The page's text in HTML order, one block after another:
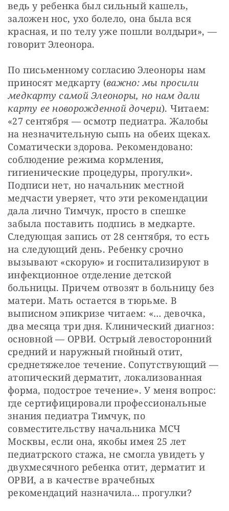
ведь у ребенка был сильный кашель,
заложен нос, ухо болело, она была вся
красная, и по телу уже пошли волдыри», —
говорит Элеонора.
По письменному согласию Элеоноры нам
приносят медкарту (важно: мы просили
медкарту самой Элеоноры, но нам дали
карту ее новорожденной дочери). Читаем:
«27 сентября — осмотр педиатра. Жалобы
на незначительную сыпь на обеих щеках.
Соматически здорова. Рекомендовано:
соблюдение режима кормления,
гигиенические процедуры, прогулки».
Подписи нет, но начальник местной
медчасти уверяет, что эти рекомендации
дала лично Тимчук, просто в спешке
забыла поставить подпись в медкарте.
Следующая запись от 28 сентября, то есть
на следующий день. Ребенку срочно
вызывают «скорую» и госпитализируют в
инфекционное отделение детской
больницы. Причем отвозят в больницу без
матери. Мать остается в тюрьме. В
выписном эпикризе читаем: «… девочка,
два месяца три дня. Клинический диагноз:
основной — ОРВИ. Острый левосторонний
средний и наружный гнойный отит,
среднетяжелое течение. Сопутствующий —
атопический дерматит, локализованная
форма, подострое течение». У меня вопрос:
где сертифицировали профессиональные
знания педиатра Тимчук, по
совместительству начальника МСЧ
Москвы, если она, якобы имея 25 лет
педиатрского стажа, не смогла увидеть у
двухмесячного ребенка отит, дерматит и
ОРВИ, а в качестве врачебных
рекомендаций назначила… прогулки?